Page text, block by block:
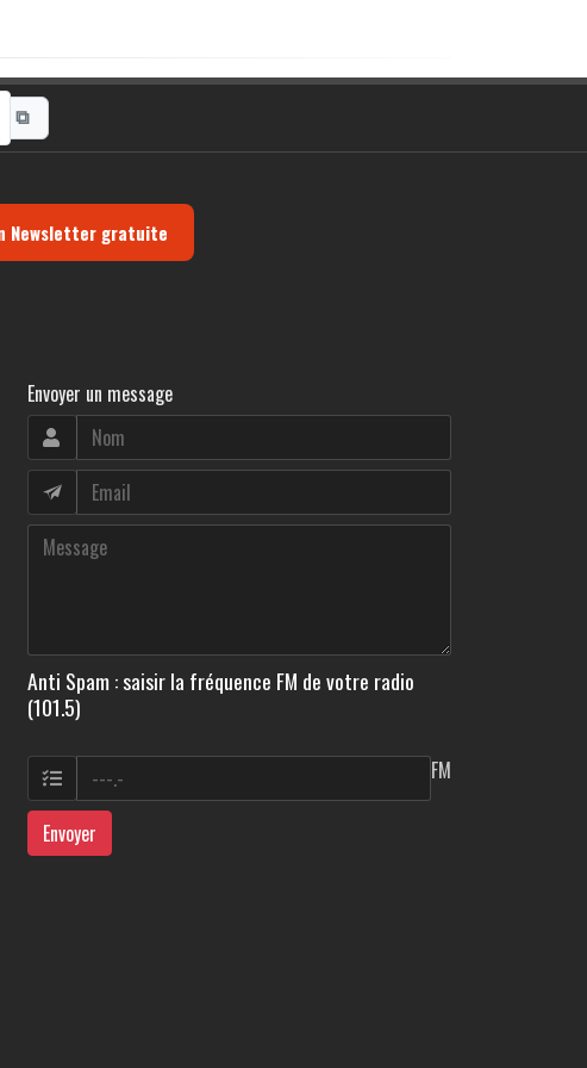
⧉
Newsletter gratuite
Envoyer un message
Anti Spam : saisir la fréquence FM de votre radio
(101.5)
FM
Envoyer